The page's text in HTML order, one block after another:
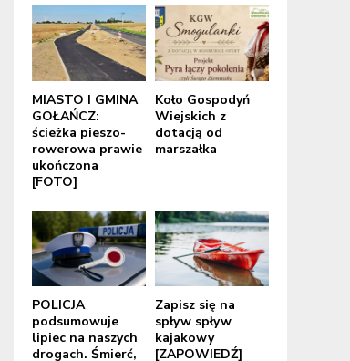
MIASTO I GMINA
GOŁAŃCZ:
ścieżka pieszo-
rowerowa prawie
ukończona
[FOTO]
Koło Gospodyń
Wiejskich z
dotacją od
marszałka
POLICJA
podsumowuje
lipiec na naszych
drogach. Śmierć,
Zapisz się na
spływ spływ
kajakowy
[ZAPOWIEDŹ]